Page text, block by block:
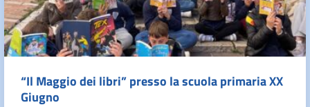
“Il Maggio dei libri” presso la scuola primaria XX
Giugno